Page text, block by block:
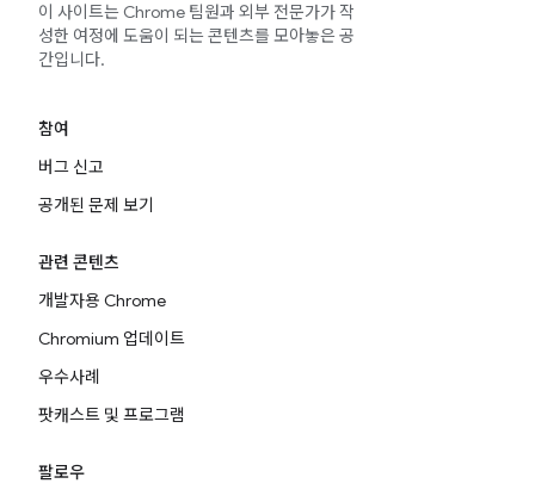
이 사이트는 Chrome 팀원과 외부 전문가가 작
성한 여정에 도움이 되는 콘텐츠를 모아놓은 공
간입니다.
참여
버그 신고
공개된 문제 보기
관련 콘텐츠
개발자용 Chrome
Chromium 업데이트
우수사례
팟캐스트 및 프로그램
팔로우